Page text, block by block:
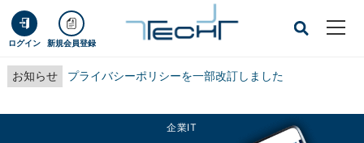
ログイン 新規会員登録
お知らせ プライバシーポリシーを一部改訂しました
企業IT